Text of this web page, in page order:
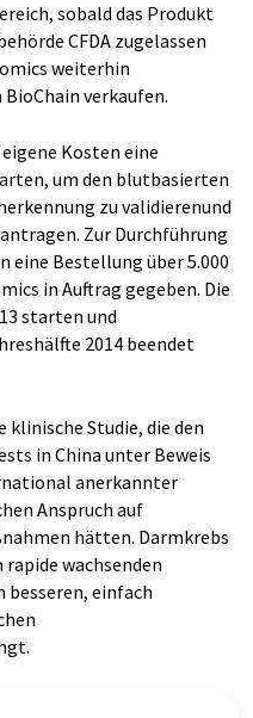
sobald das Produkt
CFDA zugelassen
weiterhin
verkaufen.
Kosten eine
um den blutbasierten
zu validierenund
Zur Durchführung
eine Bestellung über 5.000
in Auftrag gegeben. Die
starten und
2014 beendet
klinische Studie, die den
in China unter Beweis
anerkannter
Anspruch auf
hätten. Darmkrebs
wachsenden
besseren, einfach